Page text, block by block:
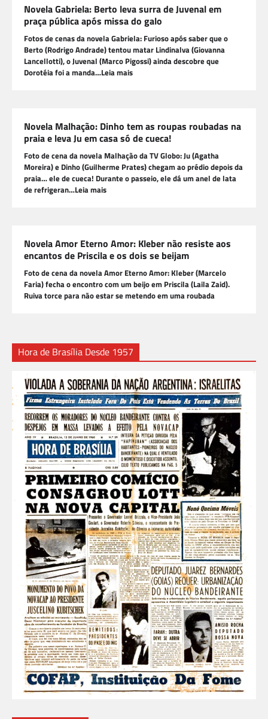
Novela Gabriela: Berto leva surra de Juvenal em
praça pública após missa do galo
Fotos de cenas da novela Gabriela: Furioso após saber que o
Berto (Rodrigo Andrade) tentou matar Lindinalva (Giovanna
Lancellotti), o Juvenal (Marco Pigossi) ainda descobre que
Dorotéia foi a manda…Leia mais
Novela Malhação: Dinho tem as roupas roubadas na
praia e leva Ju em casa só de cueca!
Foto de cena da novela Malhação da TV Globo: Ju (Agatha
Moreira) e Dinho (Guilherme Prates) chegam ao prédio depois da
praia… ele de cueca! Durante o passeio, ele dá um anel de lata
de refrigeran…Leia mais
Novela Amor Eterno Amor: Kleber não resiste aos
encantos de Priscila e os dois se beijam
Foto de cena da novela Amor Eterno Amor: Kleber (Marcelo
Faria) fecha o encontro com um beijo em Priscila (Laila Zaid).
Ruiva torce para não estar se metendo em uma roubada
Hora de Brasília Desde 1957